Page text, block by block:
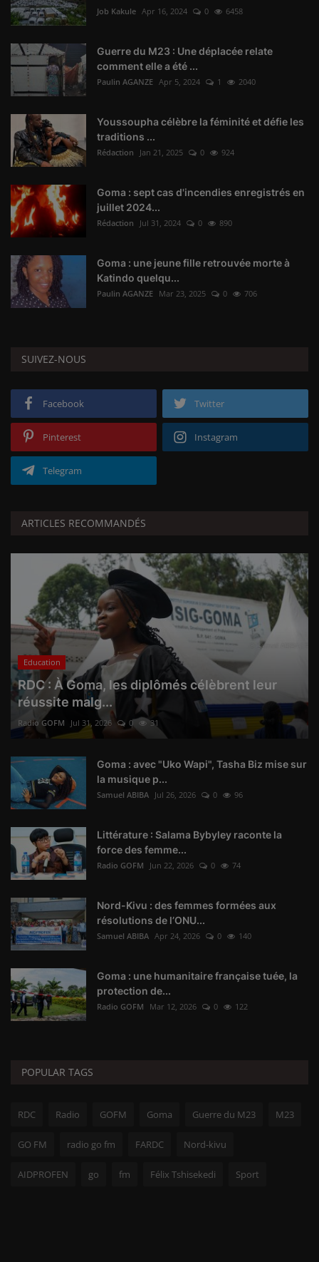
Job Kakule Apr 16, 2024 0 6458
Guerre du M23 : Une déplacée relate
comment elle a été ...
Paulin AGANZE Apr 5, 2024 1 2040
Youssoupha célèbre la féminité et défie les
traditions ...
Rédaction Jan 21, 2025 0 924
Goma : sept cas d'incendies enregistrés en
juillet 2024...
Rédaction Jul 31, 2024 0 890
Goma : une jeune fille retrouvée morte à
Katindo quelqu...
Paulin AGANZE Mar 23, 2025 0 706
SUIVEZ-NOUS
Facebook Twitter
Pinterest Instagram
Telegram
ARTICLES RECOMMANDÉS
Education
RDC : À Goma, les diplômés célèbrent leur
réussite malg...
Radio GOFM Jul 31, 2026 0 31
Goma : avec "Uko Wapi", Tasha Biz mise sur
la musique p...
Samuel ABIBA Jul 26, 2026 0 96
Littérature : Salama Bybyley raconte la
force des femme...
Radio GOFM Jun 22, 2026 0 74
Nord-Kivu : des femmes formées aux
résolutions de l’ONU...
Samuel ABIBA Apr 24, 2026 0 140
Goma : une humanitaire française tuée, la
protection de...
Radio GOFM Mar 12, 2026 0 122
POPULAR TAGS
RDC Radio GOFM Goma Guerre du M23 M23
GO FM radio go fm FARDC Nord-kivu
AIDPROFEN go fm Félix Tshisekedi Sport